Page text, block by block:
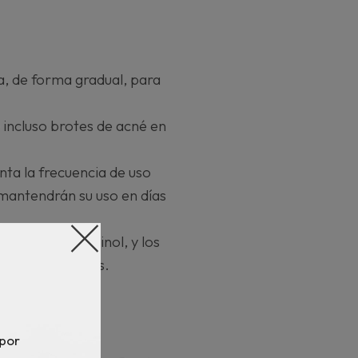
de forma gradual, para
brotes de acné en
la frecuencia de uso
su uso en días
al retinol, y los
y las manchas.